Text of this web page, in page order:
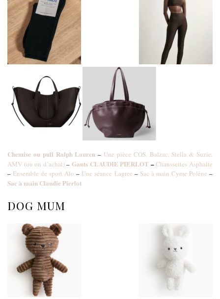
Chemise ou pull Ralph Lauren – Une pièce COS, Balzac, Stella & Suzie,
AMV (ou on d’achat)–Gants CLAUDIE PIERLOT –Chaussettes Asphalte
– Ensemble de sport Alo – Une séance Lagree – Sac à main Cyme Polène –
Sac à main Claudie Pierlot
DOG MUM